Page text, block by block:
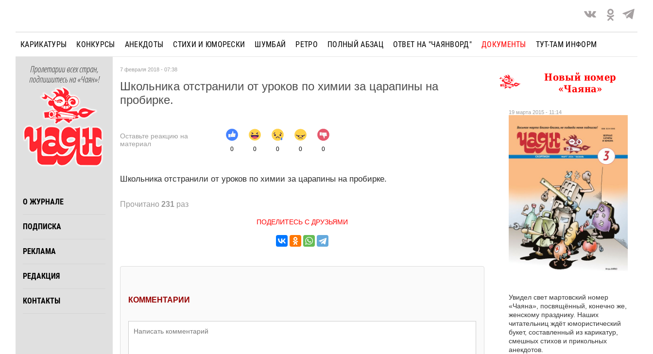
КАРИКАТУРЫ КОНКУРСЫ АНЕКДОТЫ СТИХИ И ЮМОРЕСКИ ШУМБАЙ РЕТРО ПОЛНЫЙ АБЗАЦ ОТВЕТ НА "ЧАЯНВОРД" ДОКУМЕНТЫ ТУТ-ТАМ ИНФОРМ
Пролетарии всех стран,
подпишитесь на «Чаян»!
О ЖУРНАЛЕ
ПОДПИСКА
РЕКЛАМА
РЕДАКЦИЯ
КОНТАКТЫ
7 февраля 2018 - 07:38
Школьника отстранили от уроков по химии за царапины на
пробирке.
Оставьте реакцию на
материал
0 0 0 0 0
Школьника отстранили от уроков по химии за царапины на пробирке.
Прочитано 231 раз
ПОДЕЛИТЕСЬ С ДРУЗЬЯМИ
КОММЕНТАРИИ
Новый номер
«Чаяна»
19 марта 2015 - 11:14
Увидел свет мартовский номер
«Чаяна», посвящённый, конечно же,
женскому празднику. Наших
читательниц ждёт юмористический
букет, составленный из карикатур,
смешных стихов и прикольных
анекдотов.